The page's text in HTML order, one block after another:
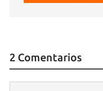
2 Comentarios